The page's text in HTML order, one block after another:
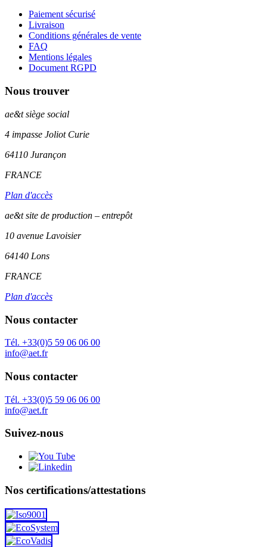
Paiement sécurisé
Livraison
Conditions générales de vente
FAQ
Mentions légales
Document RGPD
Nous trouver
ae&tsiège social
4 impasse Joliot Curie
64110 Jurançon
FRANCE
Plan d'accès
ae&t site de production – entrepôt
10 avenue Lavoisier
64140 Lons
FRANCE
Plan d'accès
Nous contacter
Tél. +33(0)5 59 06 06 00
info@aet.fr
Nous contacter
Tél. +33(0)5 59 06 06 00
info@aet.fr
Suivez-nous
Nos certifications/attestations